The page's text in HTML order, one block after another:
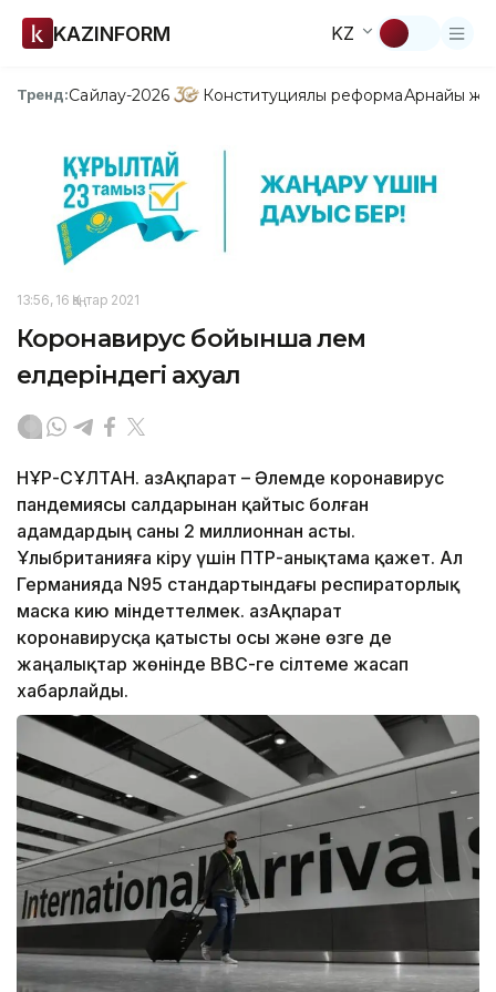
KAZINFORM KZ
Тренд:Сайлау-2026 Конституциялық реформаАрнайы
13:56, 16 Қаңтар 2021
Коронавирус бойынша әлем
елдеріндегі ахуал
НҰР-СҰЛТАН. ҚазАқпарат – Әлемде коронавирус
пандемиясы салдарынан қайтыс болған
адамдардың саны 2 миллионнан асты.
Ұлыбританияға кіру үшін ПТР-анықтама қажет. Ал
Германияда N95 стандартындағы респираторлық
маска кию міндеттелмек. ҚазАқпарат
коронавирусқа қатысты осы және өзге де
жаңалықтар жөнінде ВВС-ге сілтеме жасап
хабарлайды.